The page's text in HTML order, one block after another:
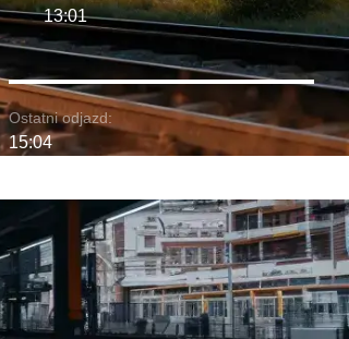
13:01
Ostatni odjazd:
15:04